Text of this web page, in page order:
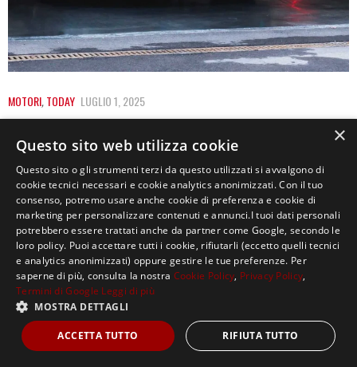
MOTORI,TODAY LUGLIO 1, 2025
MERCEDES-AMG ONE, RICHIAMATI 219
ESEMPLARI SU 275
Un progetto pioneristico e avveniristico nato nel 2017,
con la prima versione di serie che…
Copyright ©2021, MASTERX Tutti i diritti riservati.
×
Questo sito web utilizza cookie
Questo sito o gli strumenti terzi da questo utilizzati si avvalgono di
cookie tecnici necessari e cookie analytics anonimizzati. Con il tuo
consenso, potremo usare anche cookie di preferenza e cookie di
marketing per personalizzare contenuti e annunci.I tuoi dati personali
potrebbero essere trattati anche da partner come Google, secondo le
loro policy. Puoi accettare tutti i cookie, rifiutarli (eccetto quelli tecnici
e analytics anonimizzati) oppure gestire le tue preferenze. Per
saperne di più, consulta la nostra Cookie Policy, Privacy Policy,
Termini di Google Leggi di più
MOSTRA DETTAGLI
ACCETTA TUTTO RIFIUTA TUTTO